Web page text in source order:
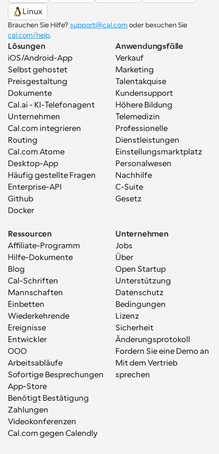
Linux
Brauchen Sie Hilfe? support@cal.com
cal.com/help.
Lösungen
iOS/Android-App
Selbst gehostet
Preisgestaltung
Dokumente
Cal.ai - KI-Telefonagent
Unternehmen
Cal.com integrieren
Routing
Cal.com Atome
Desktop-App
Häufig gestellte Fragen
Enterprise-API
Github
Docker
Anwendungsfälle
Verkauf
Marketing
Talentakquise
Kundensupport
Höhere Bildung
Telemedizin
Professionelle
Dienstleistungen
Einstellungsmarktplatz
Personalwesen
Nachhilfe
C-Suite
Gesetz
Ressourcen
Affiliate-Programm
Hilfe-Dokumente
Blog
Cal-Schriften
Mannschaften
Einbetten
Wiederkehrende
Ereignisse
Entwickler
OOO
Arbeitsabläufe
Sofortige Besprechungen
App-Store
Benötigt Bestätigung
Zahlungen
Videokonferenzen
Cal.com gegen Calendly
Unternehmen
Jobs
Über
Open Startup
Unterstützung
Datenschutz
Bedingungen
Lizenz
Sicherheit
Änderungsprotokoll
Fordern Sie eine Demo an
Mit dem Vertrieb
sprechen